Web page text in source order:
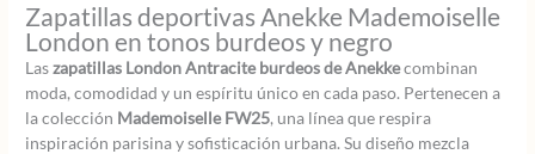
Zapatillas deportivas Anekke Mademoiselle
London en tonos burdeos y negro
Laszapatillas London Antracite burdeos de Anekkecombinan
moda, comodidad y un espíritu único en cada paso. Pertenecen a
la colección Mademoiselle FW25, una línea que respira
inspiración parisina y sofisticación urbana. Su diseño mezcla